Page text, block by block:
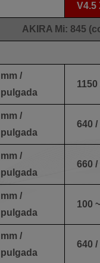
V4.5
AKIRA Mi: 845
mm /
pulgada
1150
mm /
pulgada
640 /
mm /
pulgada
660 /
mm /
pulgada
100
mm /
pulgada
640 /